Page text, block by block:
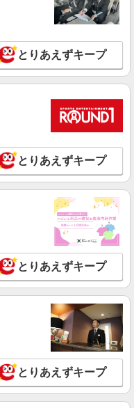
とりあえずキープ
とりあえずキープ
とりあえずキープ
とりあえずキープ